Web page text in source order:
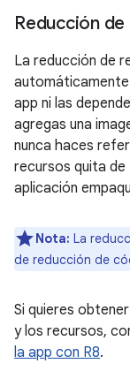
Reducción
La reducción de
app ni las
agregas una
nunca haces
recursos quita
aplicación
Nota: La
de reducción de
Si quieres
y los recursos,
la app con R8.